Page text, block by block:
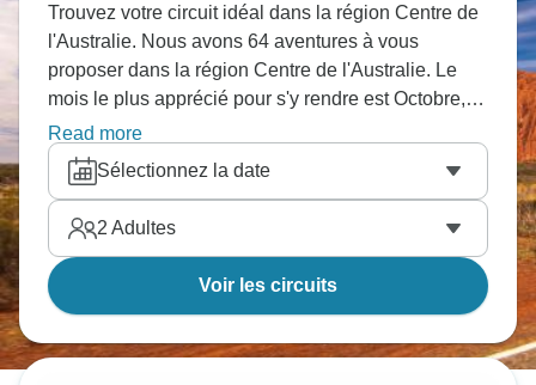
Trouvez votre circuit idéal dans la région Centre de
l'Australie. Nous avons 64 aventures à vous
proposer dans la région Centre de l'Australie. Le
mois le plus apprécié pour s'y rendre est Octobre,
c'est-à-dire le mois qui compte le plus grand
nombre de départs.
Read more
Sélectionnez la date
2 Adultes
Voir les circuits